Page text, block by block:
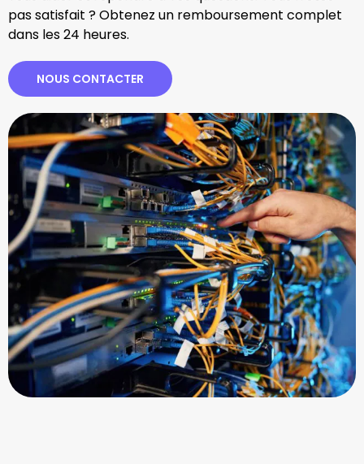
pas satisfait ? Obtenez un remboursement complet
dans les 24 heures.
NOUS CONTACTER